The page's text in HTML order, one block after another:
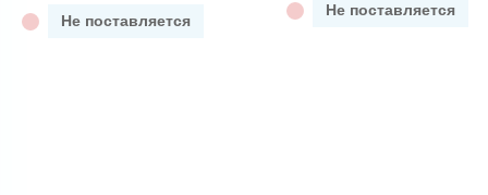
Не поставляется
Не поставляется